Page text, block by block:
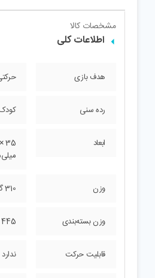
مشخصات کالا
اطلاعات کلی
هدف بازی
رده سنی
ابعاد
وزن 310 گرم
وزن بسته‌بندی 445 گرم
قابلیت حرکت ندارد